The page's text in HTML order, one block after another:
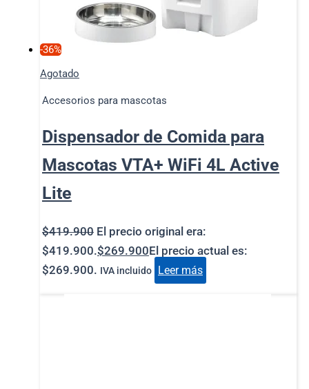
-36%
Agotado
Accesorios para mascotas
Dispensador de Comida para
Mascotas VTA+ WiFi 4L Active
Lite
$419.900 El precio original era:
$419.900.$269.900El precio actual es:
$269.900. IVA incluido Leer más